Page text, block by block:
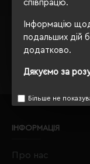
співпрацю.
Інформацію
подальших дій
додатково.
Дякуємо за
Більше не
Софіївська
ІНФОРМАЦІЯ
Про нас